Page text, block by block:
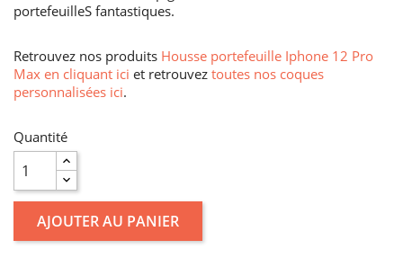
portefeuilleS fantastiques.
Retrouvez nos produits Housse portefeuille Iphone 12 Pro
Max en cliquant ici et retrouvez toutes nos coques
personnalisées ici.
Quantité
AJOUTER AU PANIER